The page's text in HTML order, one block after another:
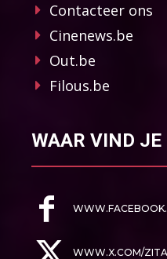
Contacteer ons
Cinenews.be
Out.be
Filous.be
WAAR VIND JE
WWW.X.COM/